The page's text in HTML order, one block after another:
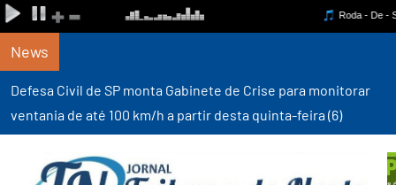
News
Defesa Civil de SP monta Gabinete de Crise para monitorar
ventania de até 100 km/h a partir desta quinta-feira (6)